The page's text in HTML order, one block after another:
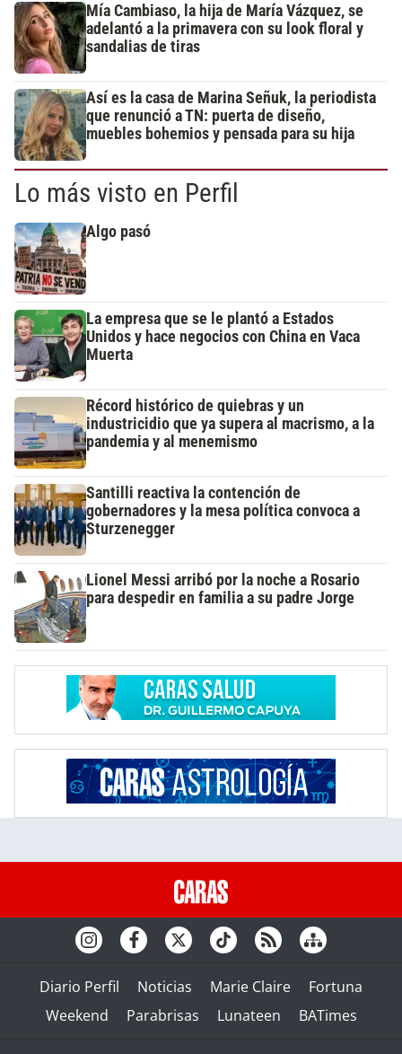
Mía Cambiaso, la hija de María Vázquez, se
adelantó a la primavera con su look floral y
sandalias de tiras
Así es la casa de Marina Señuk, la periodista
que renunció a TN: puerta de diseño,
muebles bohemios y pensada para su hija
Lo más visto en Perfil
Algo pasó
La empresa que se le plantó a Estados
Unidos y hace negocios con China en Vaca
Muerta
Récord histórico de quiebras y un
industricidio que ya supera al macrismo, a la
pandemia y al menemismo
Santilli reactiva la contención de
gobernadores y la mesa política convoca a
Sturzenegger
Lionel Messi arribó por la noche a Rosario
para despedir en familia a su padre Jorge
Diario Perfil Noticias Marie Claire
Fortuna
Weekend
Parabrisas Lunateen BATimes